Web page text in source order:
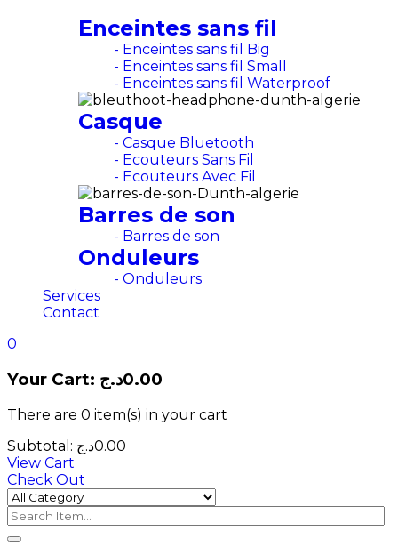
Enceintes sans fil
- Enceintes sans fil Big
- Enceintes sans fil Small
- Enceintes sans fil Waterproof
Casque
- Casque Bluetooth
- Ecouteurs Sans Fil
- Ecouteurs Avec Fil
Barres de son
- Barres de son
Onduleurs
- Onduleurs
Services
Contact
0
Your Cart: 0.00د.ج
There are 0 item(s) in your cart
Subtotal:
0.00د.ج
View Cart
Check Out